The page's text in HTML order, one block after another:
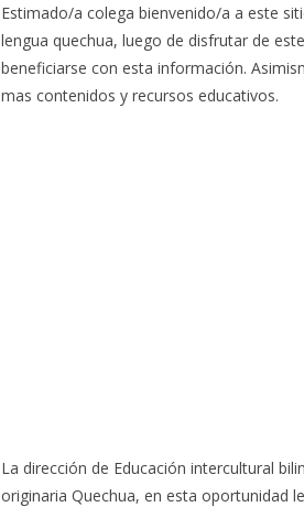
Estimado/a colega bienvenido/a a este
lengua quechua, luego de disfrutar de
beneficiarse con esta información.
mas contenidos y recursos educativos.
La dirección de Educación intercultural
originaria Quechua, en esta oportunidad